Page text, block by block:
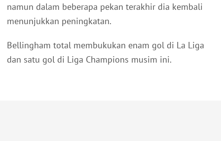
namun dalam beberapa pekan terakhir dia kembali
menunjukkan peningkatan.
Bellingham total membukukan enam gol di La Liga
dan satu gol di Liga Champions musim ini.